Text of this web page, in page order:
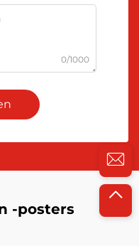
0/1000
-posters